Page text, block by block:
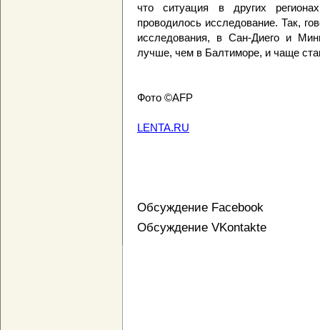
что ситуация в других
проводилось исследование. Так,
исследования, в Сан-Диего и
лучше, чем в Балтиморе, и чаще
Фото ©AFP
LENTA.RU
Обсуждение Facebook
Обсуждение VKontakte